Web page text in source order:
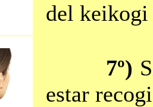
del keikogi
7º)
estar